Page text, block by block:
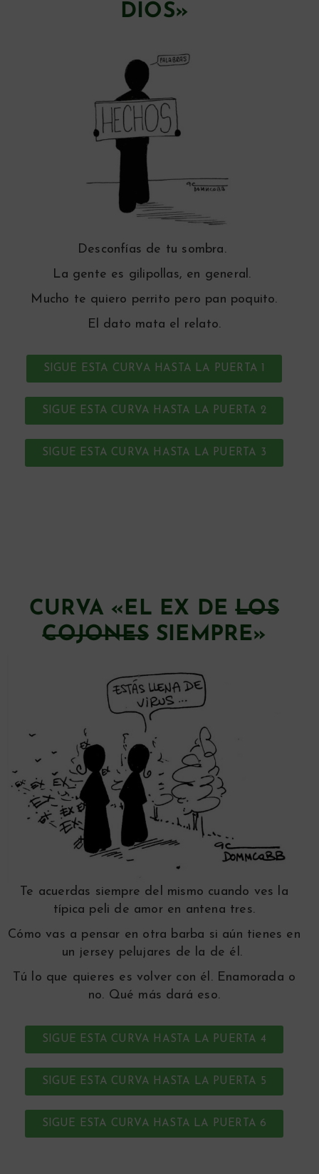
DIOS»
Desconfías de tu sombra.
La gente es gilipollas, en general.
Mucho te quiero perrito pero pan poquito.
El dato mata el relato.
SIGUE ESTA CURVA HASTA LA PUERTA 1
SIGUE ESTA CURVA HASTA LA PUERTA 2
SIGUE ESTA CURVA HASTA LA PUERTA 3
CURVA «EL EX DELOS
COJONESSIEMPRE»
Te acuerdas siempre del mismo cuando ves la
típica peli de amor en antena tres.
Cómo vas a pensar en otra barba si aún tienes en
un jersey pelujares de la de él.
Tú lo que quieres es volver con él. Enamorada o
no. Qué más dará eso.
SIGUE ESTA CURVA HASTA LA PUERTA 4
SIGUE ESTA CURVA HASTA LA PUERTA 5
SIGUE ESTA CURVA HASTA LA PUERTA 6